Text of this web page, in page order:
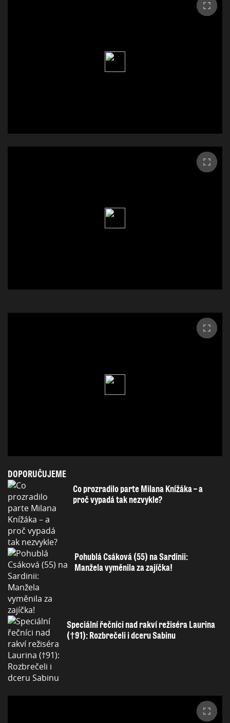
DOPORUČUJEME
Co prozradilo parte Milana Knížáka – a
proč vypadá tak nezvykle?
Pohublá Csáková (55) na Sardinii:
Manžela vyměnila za zajíčka!
Speciální řečníci nad rakví režiséra Laurina
(†91): Rozbrečeli i dceru Sabinu